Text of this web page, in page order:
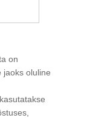
on
jaoks oluline